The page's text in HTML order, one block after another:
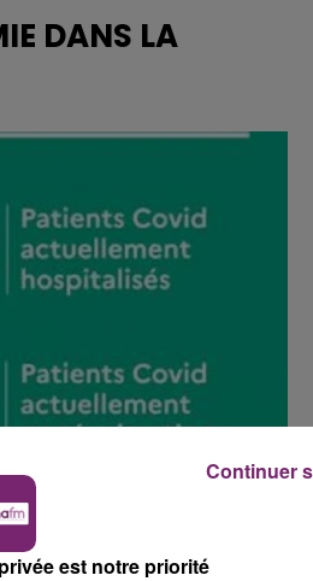
DANS LA
est notre priorité
Continuer